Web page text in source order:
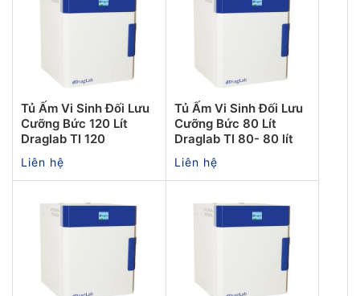
Tủ Ấm Vi Sinh Đối Lưu
Cưỡng Bức 120 Lít
Draglab TI 120
Liên hệ
Tủ Ấm Vi Sinh Đối Lưu
Cưỡng Bức 80 Lít
Draglab TI 80- 80 lít
Liên hệ